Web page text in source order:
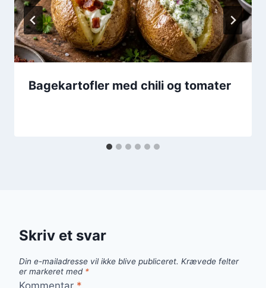
Bagekartofler med chili og tomater
Skriv et svar
Din e-mailadresse vil ikke blive publiceret. Krævede felter
er markeret med *
Kommentar *